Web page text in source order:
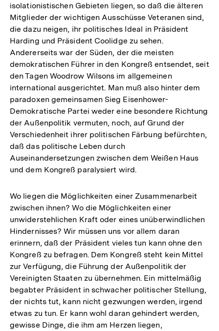
isolationistischen Gebieten liegen, so daß die älteren
Mitglieder der wichtigen Ausschüsse Veteranen sind,
die dazu neigen, ihr politisches Ideal in Präsident
Harding und Präsident Coolidge zu sehen.
Andererseits war der Süden, der die meisten
demokratischen Führer in den Kongreß entsendet, seit
den Tagen Woodrow Wilsons im allgemeinen
international ausgerichtet. Man muß also hinter dem
paradoxen gemeinsamen Sieg Eisenhower-
Demokratische Partei weder eine besondere Richtung
der Außenpolitik vermuten, noch, auf Grund der
Verschiedenheit ihrer politischen Färbung befürchten,
daß das politische Leben durch
Auseinandersetzungen zwischen dem Weißen Haus
und dem Kongreß paralysiert wird.
Wo liegen die Möglichkeiten einer Zusammenarbeit
zwischen ihnen? Wo die Möglichkeiten einer
unwiderstehlichen Kraft oder eines unüberwindlichen
Hindernisses? Wir müssen uns vor allem daran
erinnern, daß der Präsident vieles tun kann ohne den
Kongreß zu befragen. Dem Kongreß steht kein Mittel
zur Verfügung, die Führung der Außenpolitik der
Vereinigten Staaten zu übernehmen. Ein mittelmäßig
begabter Präsident in schwacher politischer Stellung,
der nichts tut, kann nicht gezwungen werden, irgend
etwas zu tun. Er kann wohl daran gehindert werden,
gewisse Dinge, die ihm am Herzen liegen,